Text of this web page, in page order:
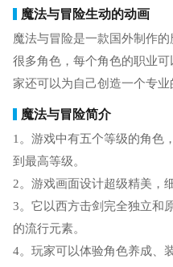
魔法与冒险生动的动画
魔法与冒险是一款国外制作
很多角色，每个角色的职业
家还可以为自己创造一个专业
魔法与冒险简介
1。游戏中有五个等级的角色
到最高等级。
2。游戏画面设计超级精美，
3。它以西方击剑完全独立和
的流行元素。
4。玩家可以体验角色养成、